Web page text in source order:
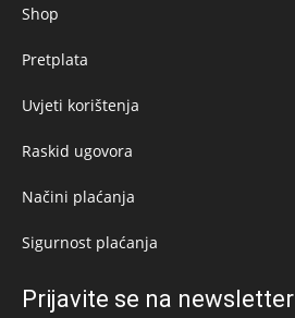
Shop
Pretplata
Uvjeti korištenja
Raskid ugovora
Načini plaćanja
Sigurnost plaćanja
Prijavite se na newsletter